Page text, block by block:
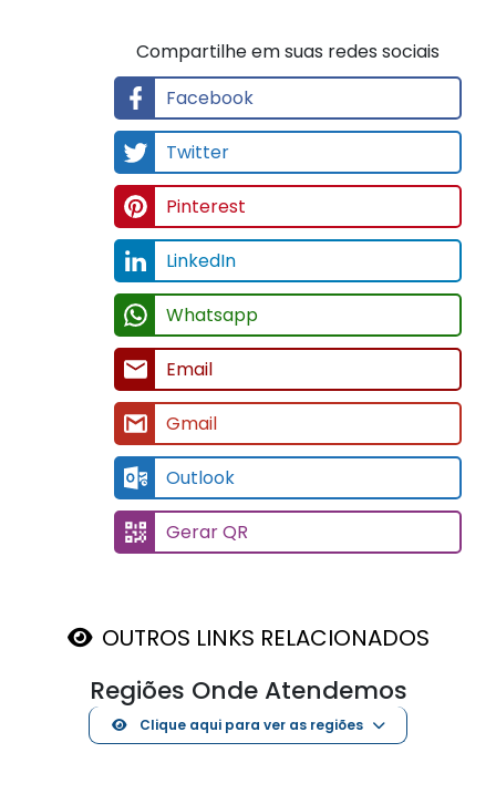
Facebook
Twitter
Pinterest
LinkedIn
Whatsapp
Email
Gmail
Outlook
Gerar QR
Clique aqui para ver as regiões